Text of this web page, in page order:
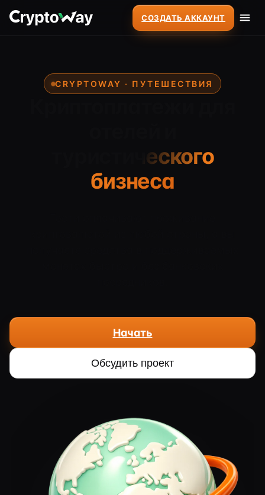
СОЗДАТЬ АККАУНТ
CRYPTOWAY · ПУТЕШЕСТВИЯ
туристического
бизнеса
Начать
Обсудить проект